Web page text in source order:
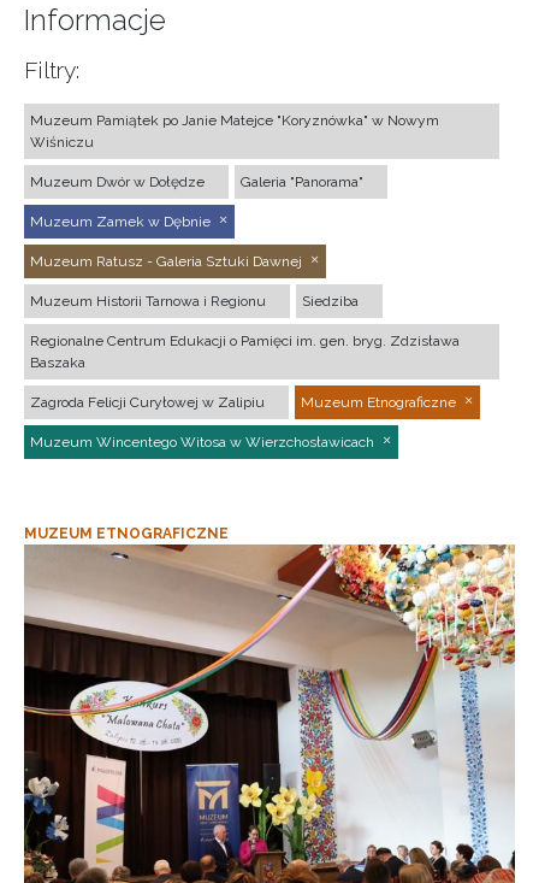
Informacje
Filtry:
Muzeum Pamiątek po Janie Matejce "Koryznówka" w Nowym
Wiśniczu
Muzeum Dwór w Dołędze Galeria "Panorama"
Muzeum Zamek w Dębnie
Muzeum Ratusz - Galeria Sztuki Dawnej
Muzeum Historii Tarnowa i Regionu Siedziba
Regionalne Centrum Edukacji o Pamięci im. gen. bryg. Zdzisława
Baszaka
Zagroda Felicji Curyłowej w Zalipiu Muzeum Etnograficzne
Muzeum Wincentego Witosa w Wierzchosławicach
MUZEUM ETNOGRAFICZNE